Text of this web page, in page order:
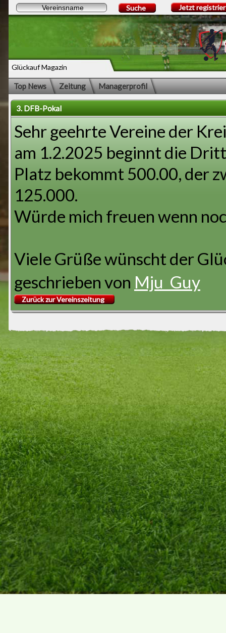
Glückauf Magazin
Suche Jetzt
Top News Zeitung Managerprofil
3. DFB-Pokal
Sehr geehrte Vereine der
am 1.2.2025 beginnt die
Platz bekommt 500.00, der
125.000.
Würde mich freuen wenn
Viele Grüße wünscht der
geschrieben von Mju_Guy
Zurück zur Vereinszeitung